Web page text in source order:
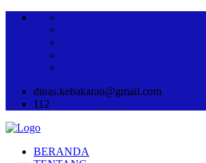
dinas.kebakaran@gmail.com
112
BERANDA